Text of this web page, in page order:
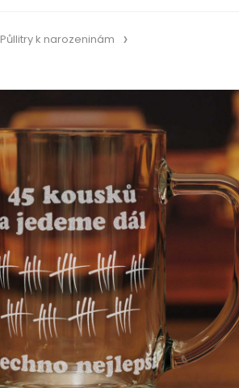
Půllitry k narozeninám